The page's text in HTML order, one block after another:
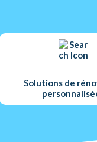
Solutions de